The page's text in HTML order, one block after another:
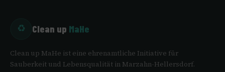
♻ Clean up MaHe
Clean up MaHe ist eine ehrenamtliche Initiative für
Sauberkeit und Lebensqualität in Marzahn-Hellersdorf.